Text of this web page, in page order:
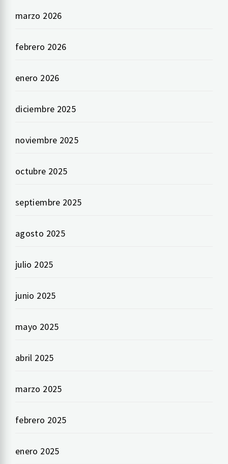
marzo 2026
febrero 2026
enero 2026
diciembre 2025
noviembre 2025
octubre 2025
septiembre 2025
agosto 2025
julio 2025
junio 2025
mayo 2025
abril 2025
marzo 2025
febrero 2025
enero 2025